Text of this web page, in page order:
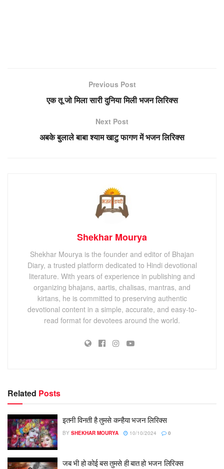
Previous Post
एक तू जो मिला सारी दुनिया मिली भजन लिरिक्स
Next Post
अबके बुलाले बाबा श्याम खाटु फागण में भजन लिरिक्स
Shekhar Mourya
Shekhar Mourya is the founder and editor of Bhajan
Diary, a trusted platform dedicated to Hindi devotional
literature. With years of experience in publishing and
organizing bhajans, aartis, chalisas, mantras, and
kirtans, he is committed to preserving authentic
devotional content in a simple, accurate, and easy-to-
read format for devotees around the world.
Related Posts
इतनी विनती है तुमसे कन्हैया भजन लिरिक्स
BY SHEKHAR MOURYA 10/10/2024 0
जब भी हो कोई बस तुमसे ही बात हो भजन लिरिक्स